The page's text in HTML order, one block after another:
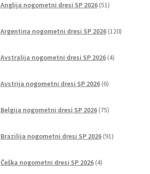
strani
Anglija nogometni dresi SP 2026 51izdelkov
Argentina nogometni dresi SP 2026 120izdelkov
Avstralija nogometni dresi SP 2026 4izdelki
Avstrija nogometni dresi SP 2026 6izdelkov
Belgija nogometni dresi SP 2026 75izdelkov
Brazilija nogometni dresi SP 2026 91izdelkov
Češka nogometni dresi SP 2026 4izdelki